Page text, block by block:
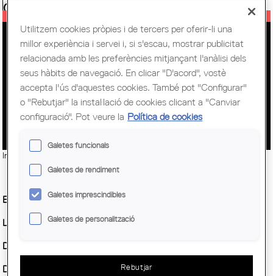
Ciutadania
HABITACIÓ PRÒPIA! CANVIAR ELS
USOS DEL SÒL I DELS EDIFICIS
CONSTRUÏTS, RECONSTRUIR,
REHABILITAR, CONSERVAR I
MANCOMUNAR
Imatge:© Col·legi d'Arquitectes de Catalunya (COAC)
Entitat Organitzadora :COAC, Sènior/a
Lloc:
Sala d'Actes. Plaça Nova, 5. Barcelona
Demarcació :
Data inici :
Dilluns, 20 octubre, 2025
Utilitzem cookies pròpies i de tercers per oferir-li una
millor experiència i servei i, si s'escau, mostrar publicitat
relacionada amb les preferències mitjançant l'anàlisi dels
seus hàbits de navegació. En clicar "D'acord", vostè
accepta l'ús d'aquestes cookies. També pot "Configurar"
o "Rebutjar" la instal·lació de cookies clicant a "Canviar
configuració". Pot veure la Política de cookies
Galetes funcionals
Galetes de rendiment
Galetes imprescindibles
Galetes de personalització
Rebutjar